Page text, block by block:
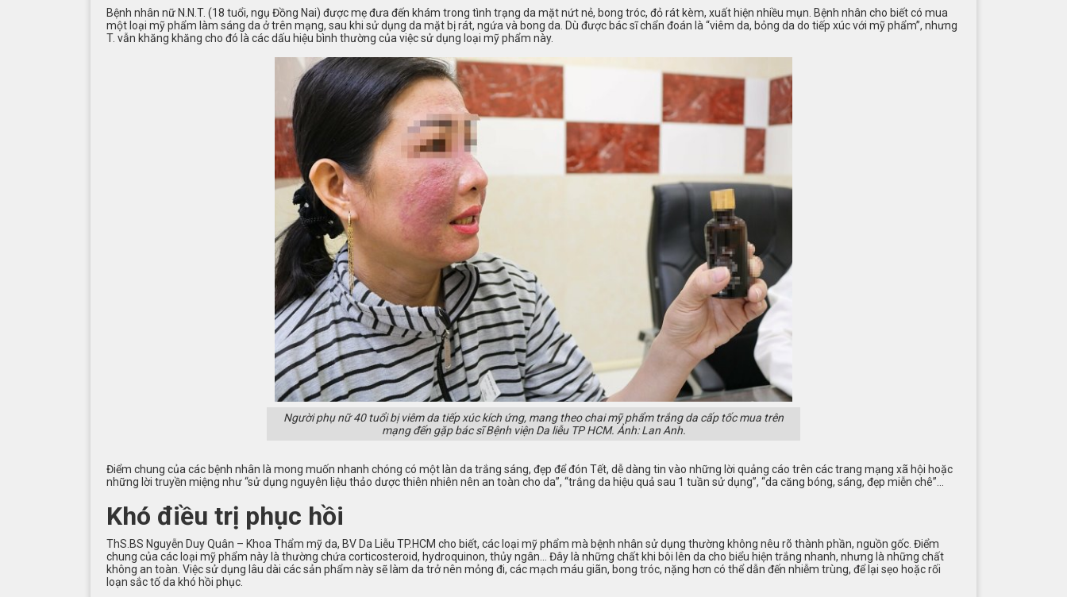
Bệnh nhân nữ N.N.T. (18 tuổi, ngụ Đồng Nai) được mẹ đưa đến khám trong tình trạng da mặt nứt nẻ, bong tróc, đỏ rát kèm, xuất hiện nhiều mụn. Bệnh nhân cho biết có mua
một loại mỹ phẩm làm sáng da ở trên mạng, sau khi sử dụng da mặt bị rát, ngứa và bong da. Dù được bác sĩ chẩn đoán là “viêm da, bỏng da do tiếp xúc với mỹ phẩm”, nhưng
T. vẫn khăng khăng cho đó là các dấu hiệu bình thường của việc sử dụng loại mỹ phẩm này.
Người phụ nữ 40 tuổi bị viêm da tiếp xúc kích ứng, mang theo chai mỹ phẩm trắng da cấp tốc mua trên
mạng đến gặp bác sĩ Bệnh viện Da liễu TP HCM. Ảnh: Lan Anh.
Điểm chung của các bệnh nhân là mong muốn nhanh chóng có một làn da trắng sáng, đẹp để đón Tết, dễ dàng tin vào những lời quảng cáo trên các trang mạng xã hội hoặc
những lời truyền miệng như “sử dụng nguyên liệu thảo dược thiên nhiên nên an toàn cho da”, “trắng da hiệu quả sau 1 tuần sử dụng”, “da căng bóng, sáng, đẹp miễn chê”…
Khó điều trị phục hồi
ThS.BS Nguyễn Duy Quân – Khoa Thẩm mỹ da, BV Da Liễu TP.HCM cho biết, các loại mỹ phẩm mà bệnh nhân sử dụng thường không nêu rõ thành phần, nguồn gốc. Điểm
chung của các loại mỹ phẩm này là thường chứa corticosteroid, hydroquinon, thủy ngân… Đây là những chất khi bôi lên da cho biểu hiện trắng nhanh, nhưng là những chất
không an toàn. Việc sử dụng lâu dài các sản phẩm này sẽ làm da trở nên mỏng đi, các mạch máu giãn, bong tróc, nặng hơn có thể dẫn đến nhiễm trùng, để lại sẹo hoặc rối
loạn sắc tố da khó hồi phục.